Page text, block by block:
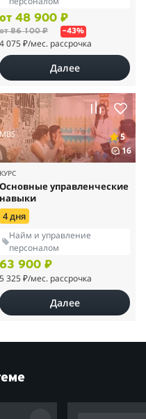
от 48 900 ₽
от 86 100 ₽ –43%
4 075 ₽/мес. рассрочка
Далее
MBS
5
16
КУРС
Основные управленческие
навыки
4 дня
Найм и управление
персоналом
63 900 ₽
5 325 ₽/мес. рассрочка
Далее